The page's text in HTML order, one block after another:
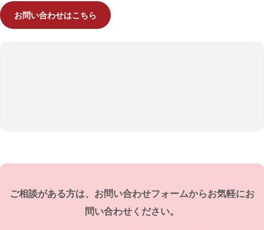
お問い合わせはこちら
ご相談がある方は、お問い合わせフォームからお気軽にお
問い合わせください。